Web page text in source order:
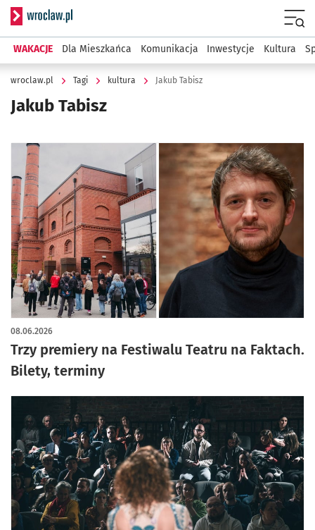
Serwis informacyjny wroclaw.pl
WAKACJE Dla Mieszkańca Komunikacja Inwestycje Kultura
wroclaw.pl Tagi kultura Jakub Tabisz
Jakub Tabisz
Trzy premiery na Festiwalu Teatru na Faktach.
Bilety, terminy
08.06.2026